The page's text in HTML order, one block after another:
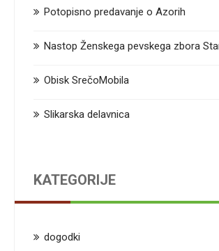
Potopisno predavanje o Azorih
Nastop Ženskega pevskega zbora
Obisk SrečoMobila
Slikarska delavnica
KATEGORIJE
dogodki